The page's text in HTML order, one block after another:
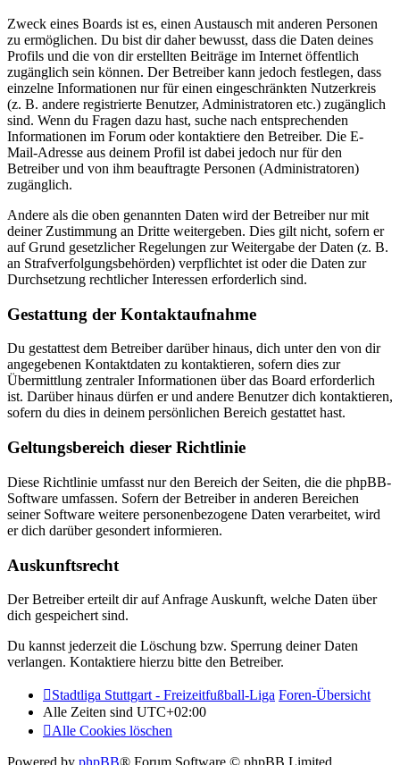
Zweck eines Boards ist es, einen Austausch mit anderen Personen
zu ermöglichen. Du bist dir daher bewusst, dass die Daten deines
Profils und die von dir erstellten Beiträge im Internet öffentlich
zugänglich sein können. Der Betreiber kann jedoch festlegen, dass
einzelne Informationen nur für einen eingeschränkten Nutzerkreis
(z. B. andere registrierte Benutzer, Administratoren etc.) zugänglich
sind. Wenn du Fragen dazu hast, suche nach entsprechenden
Informationen im Forum oder kontaktiere den Betreiber. Die E-
Mail-Adresse aus deinem Profil ist dabei jedoch nur für den
Betreiber und von ihm beauftragte Personen (Administratoren)
zugänglich.
Andere als die oben genannten Daten wird der Betreiber nur mit
deiner Zustimmung an Dritte weitergeben. Dies gilt nicht, sofern er
auf Grund gesetzlicher Regelungen zur Weitergabe der Daten (z. B.
an Strafverfolgungsbehörden) verpflichtet ist oder die Daten zur
Durchsetzung rechtlicher Interessen erforderlich sind.
Gestattung der Kontaktaufnahme
Du gestattest dem Betreiber darüber hinaus, dich unter den von dir
angegebenen Kontaktdaten zu kontaktieren, sofern dies zur
Übermittlung zentraler Informationen über das Board erforderlich
ist. Darüber hinaus dürfen er und andere Benutzer dich kontaktieren,
sofern du dies in deinem persönlichen Bereich gestattet hast.
Geltungsbereich dieser Richtlinie
Diese Richtlinie umfasst nur den Bereich der Seiten, die die phpBB-
Software umfassen. Sofern der Betreiber in anderen Bereichen
seiner Software weitere personenbezogene Daten verarbeitet, wird
er dich darüber gesondert informieren.
Auskunftsrecht
Der Betreiber erteilt dir auf Anfrage Auskunft, welche Daten über
dich gespeichert sind.
Du kannst jederzeit die Löschung bzw. Sperrung deiner Daten
verlangen. Kontaktiere hierzu bitte den Betreiber.
Stadtliga Stuttgart - Freizeitfußball-Liga Foren-Übersicht
Alle Zeiten sind UTC+02:00
Alle Cookies löschen